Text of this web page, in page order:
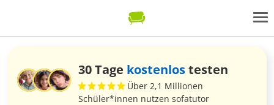
30 Tage kostenlostesten
Über 2,1 Millionen
Schüler*innen nutzen sofatutor